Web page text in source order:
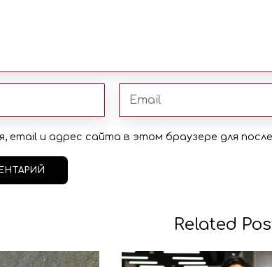
email и адрес сайта в этом браузере для
Related